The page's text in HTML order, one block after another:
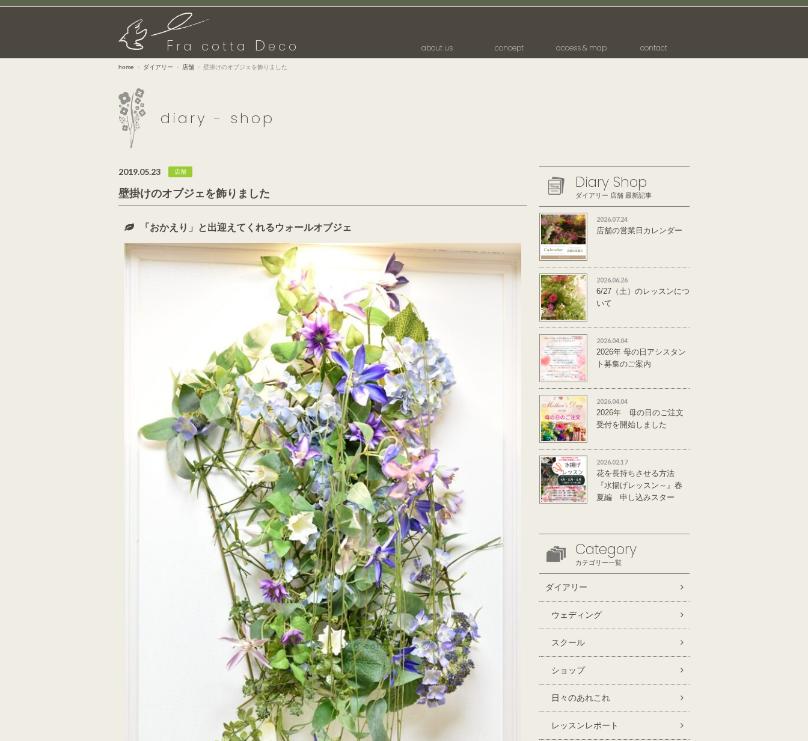
F ra cotta D eco about us concept access & map contact
home ダイアリー 店舗 壁掛けのオブジェを飾りました
diary - shop
2019.05.23 店舗
壁掛けのオブジェを飾りました
「おかえり」と出迎えてくれるウォールオブジェ
Diary Shop
ダイアリー 店舗 最新記事
2026.07.24
店舗の営業日カレンダー
2026.06.26
6/27（土）のレッスンにつ
いて
2026.04.04
2026年 母の日アシスタン
ト募集のご案内
2026.04.04
2026年 母の日のご注文
受付を開始しました
2026.02.17
花を長持ちさせる方法
『水揚げレッスン～』春
夏編 申し込みスター
Category
カテゴリー一覧
ダイアリー
ウェディング
スクール
ショップ
日々のあれこれ
レッスンレポート